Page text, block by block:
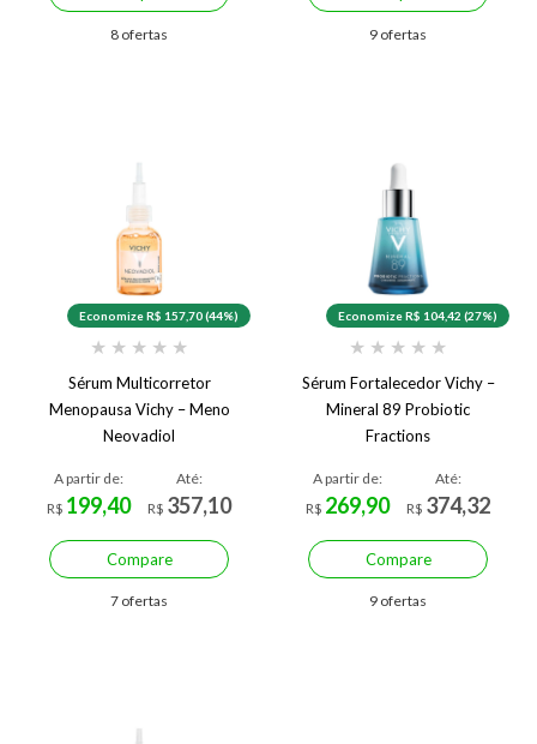
8 ofertas 9 ofertas
Economize R$ 157,70 (44%)
★ ★ ★ ★ ★
Sérum Multicorretor
Menopausa Vichy – Meno
Neovadiol
A partir de:
R$ 199,40
Até:
R$ 357,10
Compare
7 ofertas
Economize R$ 104,42 (27%)
★ ★ ★ ★ ★
Sérum Fortalecedor Vichy –
Mineral 89 Probiotic
Fractions
A partir de:
R$ 269,90
Até:
R$ 374,32
Compare
9 ofertas